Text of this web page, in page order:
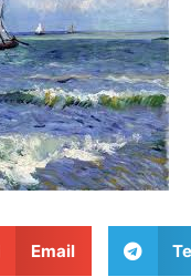
Email